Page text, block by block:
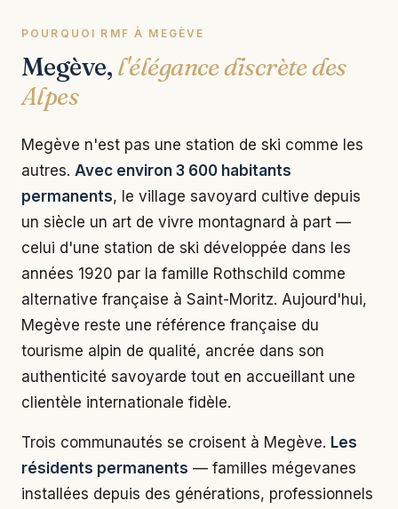
POURQUOI RMF À MEGÈVE
Megève, l'élégance discrète des
Alpes
Megève n'est pas une station de ski comme les
autres. Avec environ 3 600 habitants
permanents, le village savoyard cultive depuis
un siècle un art de vivre montagnard à part —
celui d'une station de ski développée dans les
années 1920 par la famille Rothschild comme
alternative française à Saint-Moritz. Aujourd'hui,
Megève reste une référence française du
tourisme alpin de qualité, ancrée dans son
authenticité savoyarde tout en accueillant une
clientèle internationale fidèle.
Trois communautés se croisent à Megève. Les
résidents permanents — familles mégevanes
installées depuis des générations, professionnels